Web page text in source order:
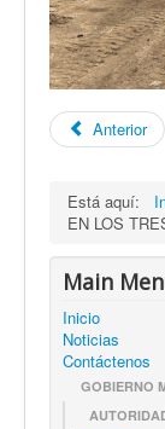
Anterior
Está aquí:
EN LOS
Main
Inicio
Noticias
Contáctenos
GOBIERNO